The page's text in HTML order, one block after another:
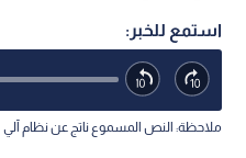
استمع للخبر:
ملاحظة: النص المسموع ناتج عن نظام آلي